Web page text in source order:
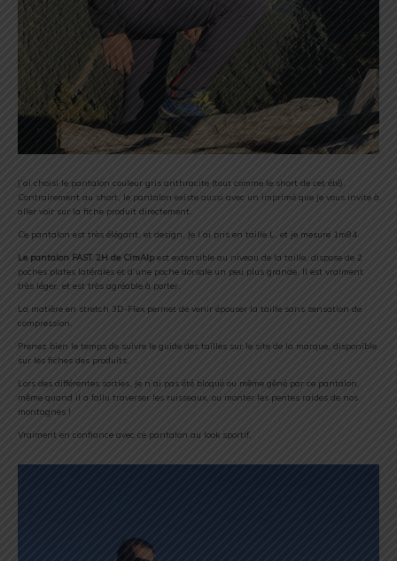
J’ai choisi le pantalon couleur gris anthracite (tout comme le short de cet été).
Contrairement au short, le pantalon existe aussi avec un imprimé que je vous invite à
aller voir sur la fiche produit directement.
Ce pantalon est très élégant, et design. Je l’ai pris en taille L, et je mesure 1m84.
Le pantalon FAST 2H de CimAlp est extensible au niveau de la taille, dispose de 2
poches plates latérales et d’une poche dorsale un peu plus grande. Il est vraiment
très léger, et est très agréable à porter.
La matière en stretch 3D-Flex permet de venir épouser la taille sans sensation de
compression.
Prenez bien le temps de suivre le guide des tailles sur le site de la marque, disponible
sur les fiches des produits.
Lors des différentes sorties, je n’ai pas été bloqué ou même gêné par ce pantalon,
même quand il a fallu traverser les ruisseaux, ou monter les pentes raides de nos
montagnes !
Vraiment en confiance avec ce pantalon au look sportif.